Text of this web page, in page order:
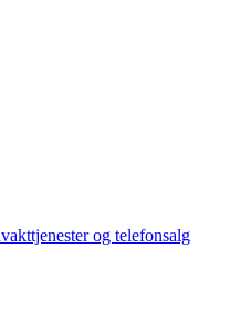
og telefonsalg